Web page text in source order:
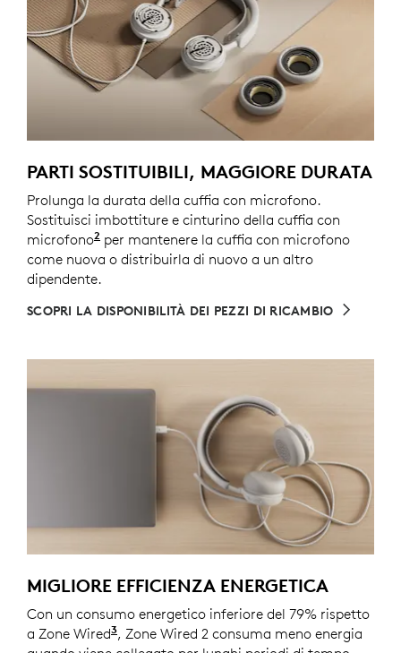
PARTI SOSTITUIBILI, MAGGIORE DURATA
Prolunga la durata della cuffia con microfono.
Sostituisci imbottiture e cinturino della cuffia con
microfono2 I pezzi di ricambio potrebbero non essere
per mantenere la cuffia con microfono
come nuova o distribuirla di nuovo a un altro
dipendente.
SCOPRI LA DISPONIBILITÀ DEI PEZZI DI RICAMBIO
MIGLIORE EFFICIENZA ENERGETICA
Con un consumo energetico inferiore del 79% rispetto
a Zone Wired3, la riduzione effettiva dei consumi può
, Zone Wired 2 consuma meno energia